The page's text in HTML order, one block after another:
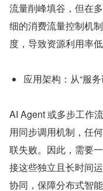
流量削峰填谷，但在
细的消费流量控制机
度，导致资源利用率低
应用架构：从“服
AI Agent 或多步工作
用同步调用机制，任
联失败。因此，需要
接这些独立且长时间
协同，保障分布式智能